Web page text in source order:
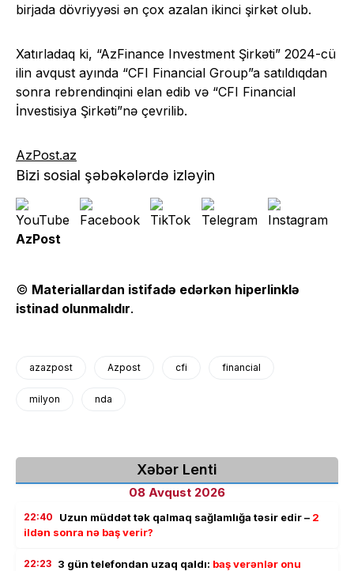
birjada dövriyyəsi ən çox azalan ikinci şirkət olub.
Xatırladaq ki, “AzFinance Investment Şirkəti” 2024-cü
ilin avqust ayında “CFI Financial Group”a satıldıqdan
sonra rebrendinqini elan edib və “CFI Financial
İnvestisiya Şirkəti”nə çevrilib.
AzPost.az
Bizi sosial şəbəkələrdə izləyin
AzPost
© Materiallardan istifadə edərkən hiperlinklə
istinad olunmalıdır.
azazpost Azpost cfi financial
milyon nda
Xəbər Lenti
08 Avqust 2026
22:40 Uzun müddət tək qalmaq sağlamlığa təsir edir – 2
ildən sonra nə baş verir?
22:23 3 gün telefondan uzaq qaldı: baş verənlər onu